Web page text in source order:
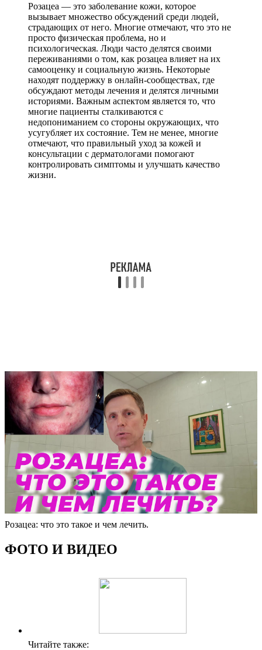
Розацеа — это заболевание кожи, которое
вызывает множество обсуждений среди людей,
страдающих от него. Многие отмечают, что это не
просто физическая проблема, но и
психологическая. Люди часто делятся своими
переживаниями о том, как розацеа влияет на их
самооценку и социальную жизнь. Некоторые
находят поддержку в онлайн-сообществах, где
обсуждают методы лечения и делятся личными
историями. Важным аспектом является то, что
многие пациенты сталкиваются с
недопониманием со стороны окружающих, что
усугубляет их состояние. Тем не менее, многие
отмечают, что правильный уход за кожей и
консультации с дерматологами помогают
контролировать симптомы и улучшать качество
жизни.
Розацеа: что это такое и чем лечить.
ФОТО И ВИДЕО
Читайте также: